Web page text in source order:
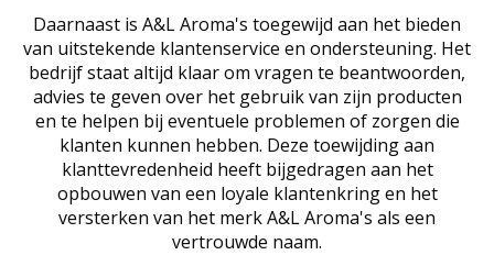
Daarnaast is A&L Aroma's toegewijd aan het bieden
van uitstekende klantenservice en ondersteuning. Het
bedrijf staat altijd klaar om vragen te beantwoorden,
advies te geven over het gebruik van zijn producten
en te helpen bij eventuele problemen of zorgen die
klanten kunnen hebben. Deze toewijding aan
klanttevredenheid heeft bijgedragen aan het
opbouwen van een loyale klantenkring en het
versterken van het merk A&L Aroma's als een
vertrouwde naam.